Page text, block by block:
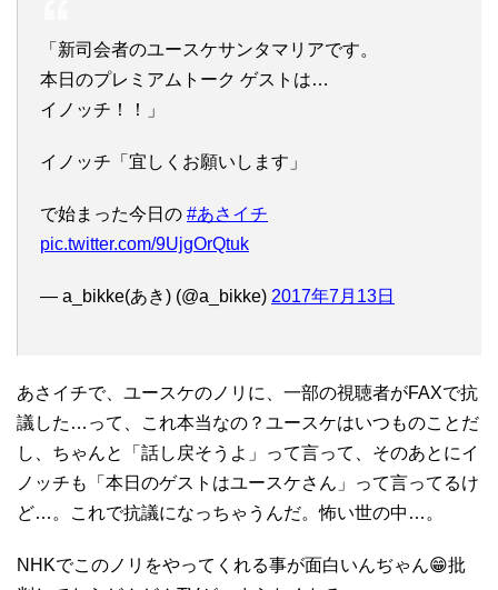
「新司会者のユースケサンタマリアです。
本日のプレミアムトーク ゲストは…
イノッチ！！」
イノッチ「宜しくお願いします」
で始まった今日の #あさイチ
pic.twitter.com/9UjgOrQtuk
— a_bikke(あき) (@a_bikke) 2017年7月13日
あさイチで、ユースケのノリに、一部の視聴者がFAXで抗
議した…って、これ本当なの？ユースケはいつものことだ
し、ちゃんと「話し戻そうよ」って言って、そのあとにイ
ノッチも「本日のゲストはユースケさん」って言ってるけ
ど…。これで抗議になっちゃうんだ。怖い世の中…。
NHKでこのノリをやってくれる事が面白いんぢゃん😁批